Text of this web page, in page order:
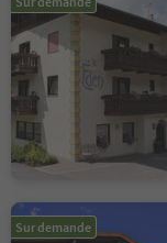
Sur demande